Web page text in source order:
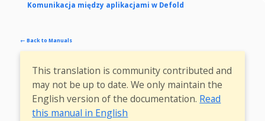
Komunikacja między aplikacjami w Defold
← Back to Manuals
This translation is community contributed and
may not be up to date. We only maintain the
English version of the documentation. Read
this manual in English